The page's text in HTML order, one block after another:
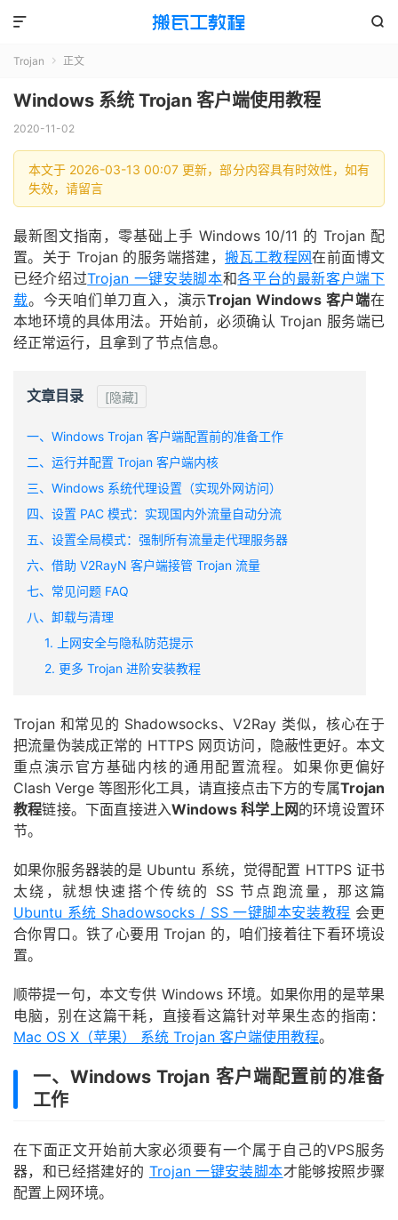


Trojan  正文
Windows 系统 Trojan 客户端使用教程
2020-11-02
本文于 2026-03-13 00:07 更新，部分内容具有时效性，如有
失效，请留言
最新图文指南，零基础上手 Windows 10/11 的 Trojan 配
置。关于 Trojan 的服务端搭建，搬瓦工教程网在前面博文
已经介绍过Trojan 一键安装脚本和各平台的最新客户端下
载。今天咱们单刀直入，演示Trojan Windows 客户端在
本地环境的具体用法。开始前，必须确认 Trojan 服务端已
经正常运行，且拿到了节点信息。
文章目录 [隐藏]
一、Windows Trojan 客户端配置前的准备工作
二、运行并配置 Trojan 客户端内核
三、Windows 系统代理设置（实现外网访问）
四、设置 PAC 模式：实现国内外流量自动分流
五、设置全局模式：强制所有流量走代理服务器
六、借助 V2RayN 客户端接管 Trojan 流量
七、常见问题 FAQ
八、卸载与清理
1. 上网安全与隐私防范提示
2. 更多 Trojan 进阶安装教程
Trojan 和常见的 Shadowsocks、V2Ray 类似，核心在于
把流量伪装成正常的 HTTPS 网页访问，隐蔽性更好。本文
重点演示官方基础内核的通用配置流程。如果你更偏好
Clash Verge 等图形化工具，请直接点击下方的专属Trojan
教程链接。下面直接进入Windows 科学上网的环境设置环
节。
如果你服务器装的是 Ubuntu 系统，觉得配置 HTTPS 证书
太绕，就想快速搭个传统的 SS 节点跑流量，那这篇
Ubuntu 系统 Shadowsocks / SS 一键脚本安装教程 会更
合你胃口。铁了心要用 Trojan 的，咱们接着往下看环境设
置。
顺带提一句，本文专供 Windows 环境。如果你用的是苹果
电脑，别在这篇干耗，直接看这篇针对苹果生态的指南：
Mac OS X（苹果） 系统 Trojan 客户端使用教程。
一、Windows Trojan 客户端配置前的准备
工作
在下面正文开始前大家必须要有一个属于自己的VPS服务
器，和已经搭建好的 Trojan 一键安装脚本才能够按照步骤
配置上网环境。